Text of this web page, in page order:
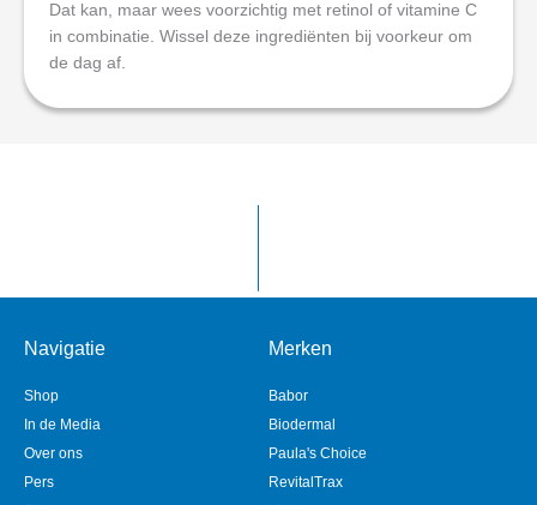
Dat kan, maar wees voorzichtig met retinol of vitamine C
in combinatie. Wissel deze ingrediënten bij voorkeur om
de dag af.
Navigatie
Shop
In de Media
Over ons
Pers
Merken
Babor
Biodermal
Paula's Choice
RevitalTrax